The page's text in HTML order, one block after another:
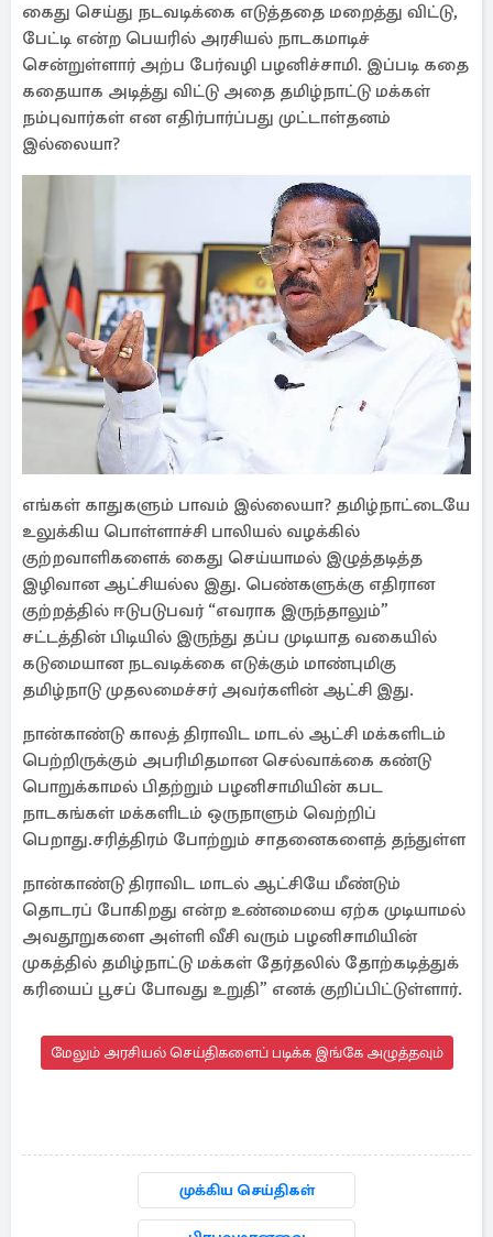
கைது செய்து நடவடிக்கை எடுத்ததை மறைத்து விட்டு,
பேட்டி என்ற பெயரில் அரசியல் நாடகமாடிச்
சென்றுள்ளார் அற்ப பேர்வழி பழனிச்சாமி. இப்படி கதை
கதையாக அடித்து விட்டு அதை தமிழ்நாட்டு மக்கள்
நம்புவார்கள் என எதிர்பார்ப்பது முட்டாள்தனம்
இல்லையா?
எங்கள் காதுகளும் பாவம் இல்லையா? தமிழ்நாட்டையே
உலுக்கிய பொள்ளாச்சி பாலியல் வழக்கில்
குற்றவாளிகளைக் கைது செய்யாமல் இழுத்தடித்த
இழிவான ஆட்சியல்ல இது. பெண்களுக்கு எதிரான
குற்றத்தில் ஈடுபடுபவர் “எவராக இருந்தாலும்”
சட்டத்தின் பிடியில் இருந்து தப்ப முடியாத வகையில்
கடுமையான நடவடிக்கை எடுக்கும் மாண்புமிகு
தமிழ்நாடு முதலமைச்சர் அவர்களின் ஆட்சி இது.
நான்காண்டு காலத் திராவிட மாடல் ஆட்சி மக்களிடம்
பெற்றிருக்கும் அபரிமிதமான செல்வாக்கை கண்டு
பொறுக்காமல் பிதற்றும் பழனிசாமியின் கபட
நாடகங்கள் மக்களிடம் ஒருநாளும் வெற்றிப்
பெறாது.சரித்திரம் போற்றும் சாதனைகளைத் தந்துள்ள
நான்காண்டு திராவிட மாடல் ஆட்சியே மீண்டும்
தொடரப் போகிறது என்ற உண்மையை ஏற்க முடியாமல்
அவதூறுகளை அள்ளி வீசி வரும் பழனிசாமியின்
முகத்தில் தமிழ்நாட்டு மக்கள் தேர்தலில் தோற்கடித்துக்
கரியைப் பூசப் போவது உறுதி” எனக் குறிப்பிட்டுள்ளார்.
மேலும் அரசியல் செய்திகளைப் படிக்க இங்கே அழுத்தவும்
முக்கிய செய்திகள்